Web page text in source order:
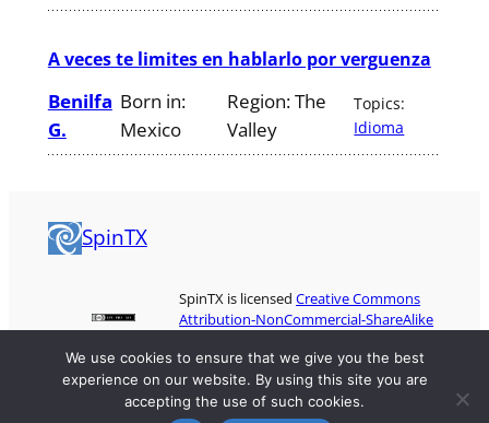
A veces te limites en hablarlo por verguenza
Benilfa
G.
Born in:
Mexico
Region:The
Valley
Topics:
Idioma
SpinTX
SpinTX is licensedCreative Commons
Attribution-NonCommercial-ShareAlike
We use cookies to ensure that we give you the best
experience on our website. By using this site you are
accepting the use of such cookies.